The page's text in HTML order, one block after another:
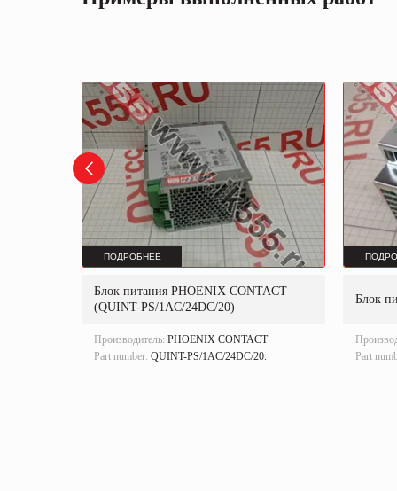
ПОДРОБНЕЕ
Блок питания PHOENIX CONTACT
(QUINT-PS/1AC/24DC/20)
Производитель: PHOENIX CONTACT
Part number: QUINT-PS/1AC/24DC/20.
Блок
Part